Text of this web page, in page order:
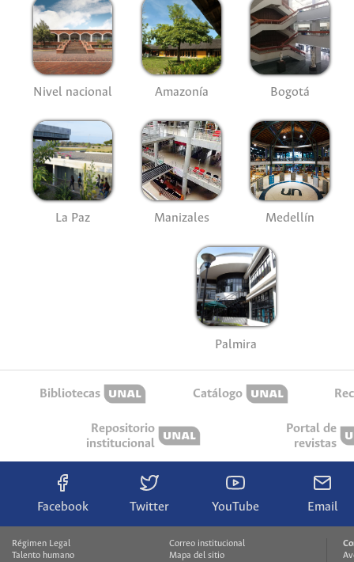
Nivel nacional Amazonía Bogotá
La Paz Manizales Medellín
Palmira
Bibliotecas Catálogo
Repositorio
institucional
Portal de
revistas
Facebook Twitter YouTube Email
Régimen Legal
Talento humano
Correo institucional
Mapa del sitio